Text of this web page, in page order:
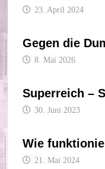
23. April 2024
Gegen die
8. Mai 2026
Superreich –
30. Juni 2023
Wie
21. Mai 2024